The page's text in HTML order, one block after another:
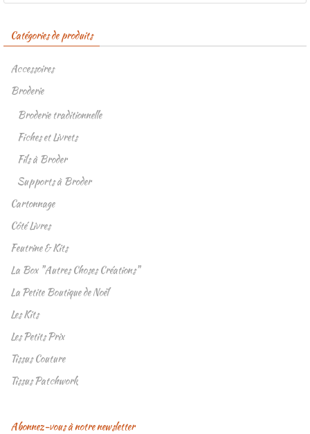
Catégories de produits
Accessoires
Broderie
Broderie traditionnelle
Fiches et Livrets
Fils à Broder
Supports à Broder
Cartonnage
Côté Livres
Feutrine & Kits
La Box "Autres Choses Créations"
La Petite Boutique de Noël
Les Kits
Les Petits Prix
Tissus Couture
Tissus Patchwork
Abonnez-vous à notre newsletter